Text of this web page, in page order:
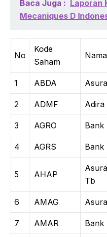
Baca Juga : Laporan
Mecaniques D
No
Kode
Saham
1 ABDA
2 ADMF Adira
3 AGRO Bank
4 AGRS Bank
5 AHAP
Tb
6 AMAG
7 AMAR Bank